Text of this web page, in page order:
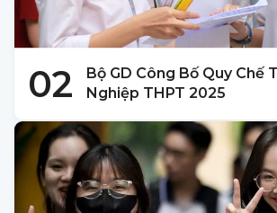
02
Bộ GD Công Bố Quy Chế
Nghiệp THPT 2025